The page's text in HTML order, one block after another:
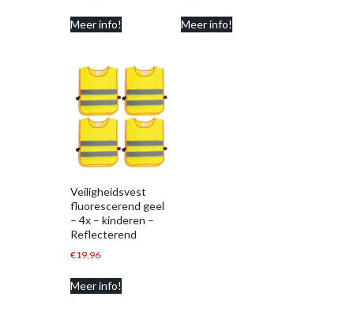
Meer info! Meer info!
Veiligheidsvest
fluorescerend geel
– 4x – kinderen –
Reflecterend
€19,96
Meer info!